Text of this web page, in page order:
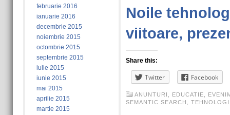
februarie 2016
ianuarie 2016
decembrie 2015
noiembrie 2015
octombrie 2015
septembrie 2015
iulie 2015
iunie 2015
mai 2015
aprilie 2015
martie 2015
Noile
viitoare,
Share this:
Twitter Facebook
ANUNTURI EDUCATIE
SEMANTIC SEARCH